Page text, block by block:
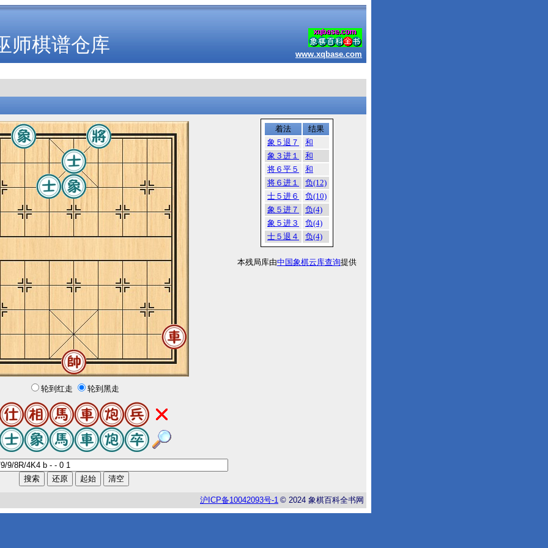
师棋谱仓库 www.xqbase.com
轮到红走 轮到黑走
着法
结果
象５退７
和
象３进１
和
将６平５
和
将６进１
负(12)
士５进６
负(10)
象５进７
负(4)
象５进３
负(4)
士５退４
负(4)
本残局库由中国象棋云库查询提供
沪 ICP备10042093号-1 © 2024 象棋百科全书网